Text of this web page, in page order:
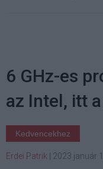
6 GHz-es
az Intel, itt
Kedvencekhez
Erdei Patrik 2023 január